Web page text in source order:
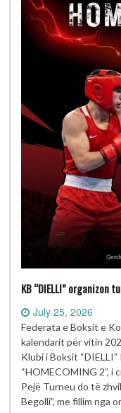
KB “DIELLI” organizon
July 25, 2026
Federata e Boksit e
kalendarit për vitin
Klubi i Boksit
“HOMECOMING 2”, i
Pejë Turneu do të
Begolli”, me fillim nga